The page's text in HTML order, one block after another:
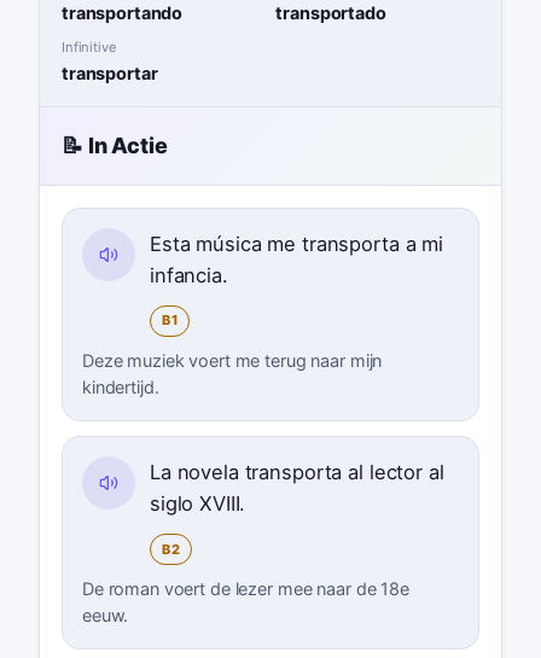
transportando transportado
Infinitive
transportar
📝 In Actie
Esta música me transporta a mi
infancia.
B1
Deze muziek voert me terug naar mijn
kindertijd.
La novela transporta al lector al
siglo XVIII.
B2
De roman voert de lezer mee naar de 18e
eeuw.